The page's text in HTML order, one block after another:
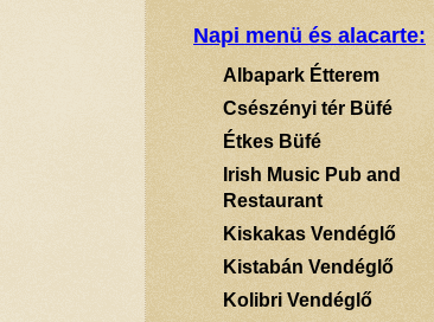
Napi menü és alacarte:
Albapark Étterem
Csészényi tér Büfé
Étkes Büfé
Irish Music Pub and
Restaurant
Kiskakas Vendéglő
Kistabán Vendéglő
Kolibri Vendéglő